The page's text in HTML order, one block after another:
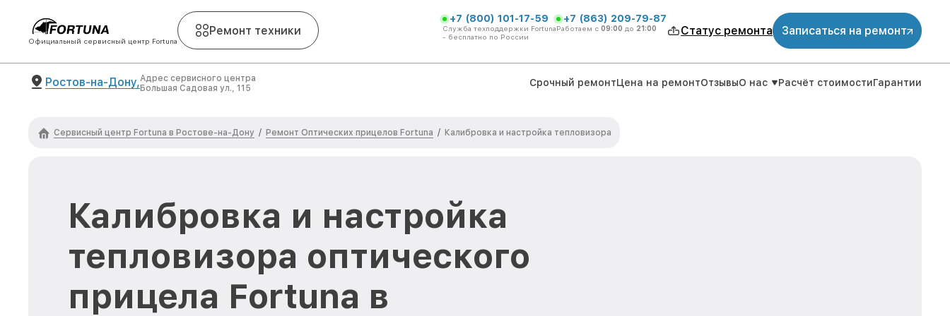
Официальный сервисный центр Fortuna
Ремонт техники
+7 (800) 101-17-59
Служба техподдержки Fortuna
- бесплатно по России
+7 (863) 209-79-87
Работаем с 09:00 до 21:00 Статус ремонта Записаться на ремонт
Ростов-на-Дону,Адрес сервисного центра
Большая Садовая ул., 115
Срочный ремонтЦена на ремонтОтзывыО нас Расчёт стоимостиГарантии
Сервисный центр Fortuna в Ростове-на-Дону / Ремонт Оптических прицелов Fortuna / Калибровка и настройка тепловизора
Калибровка и настройка
тепловизора оптического
прицела Fortuna в